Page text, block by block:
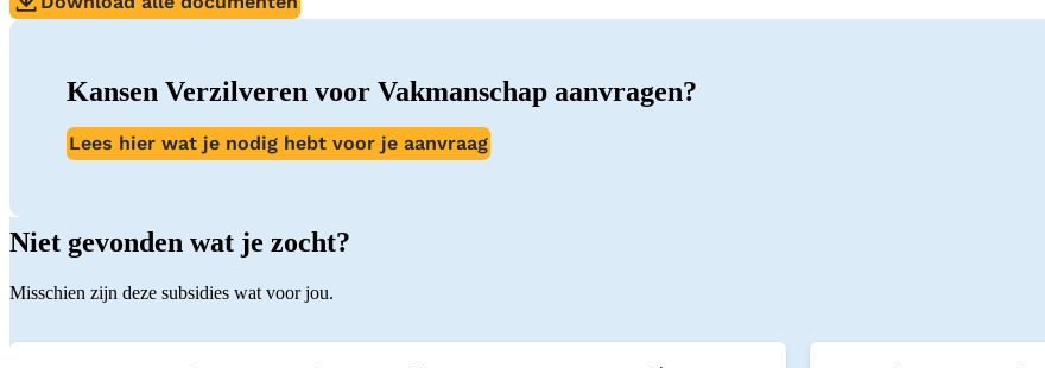
Kansen Verzilveren voor Vakmanschap aanvragen?
Lees hier wat je nodig hebt voor je aanvraag
Niet gevonden wat je zocht?
Misschien zijn deze subsidies wat voor jou.